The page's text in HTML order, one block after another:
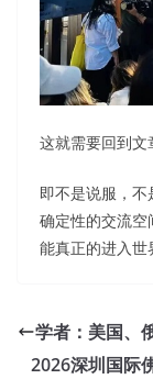
这就需要回到文
即不是说服，
确定性的交流
能真正的进入世
学者：美国、
2026深圳国际